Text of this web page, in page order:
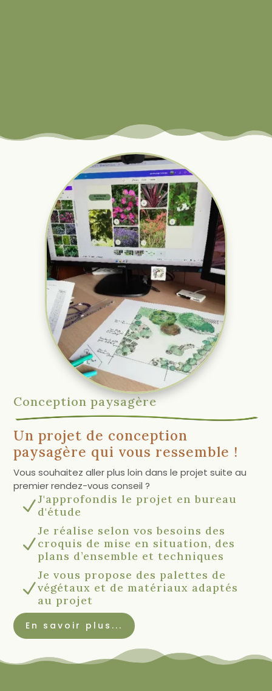
Conception paysagère
Un projet de conception
paysagère qui vous ressemble !
Vous souhaitez aller plus loin dans le projet suite au
premier rendez-vous conseil ?
NJ'approfondis le projet en bureau
d'étude
N
Je réalise selon vos besoins des
croquis de mise en situation, des
plans d’ensemble et techniques
N
Je vous propose des palettes de
végétaux et de matériaux adaptés
au projet
En savoir plus...